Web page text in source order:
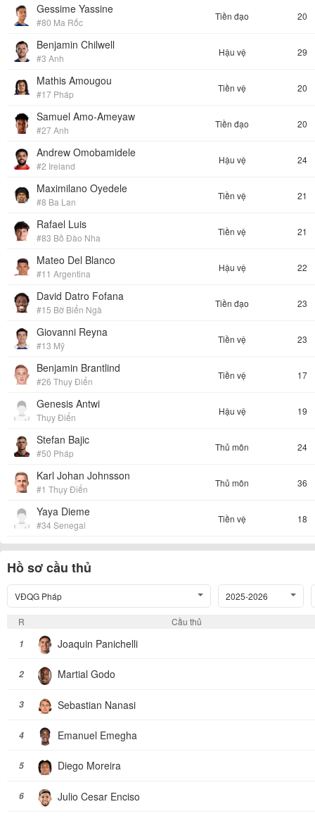
Gessime Yassine
#80 Ma Rốc
Tiền đạo 20
Benjamin Chilwell
#3 Anh
Hậu vệ 29
Mathis Amougou
#17 Pháp
Tiền vệ 20
Samuel Amo-Ameyaw
#27 Anh
Tiền đạo 20
Andrew Omobamidele
#2 Ireland
Hậu vệ 24
Maximilano Oyedele
#8 Ba Lan
Tiền vệ 21
Rafael Luis
#83 Bồ Đào Nha
Tiền vệ 21
Mateo Del Blanco
#11 Argentina
Hậu vệ 22
David Datro Fofana
#15 Bờ Biển Ngà
Tiền đạo 23
Giovanni Reyna
#13 Mỹ
Tiền vệ 23
Benjamin Brantlind
#26 Thụy Điển
Tiền vệ 17
Genesis Antwi
Thụy Điển
Hậu vệ 19
Stefan Bajic
#50 Pháp
Thủ môn 24
Karl Johan Johnsson
#1 Thụy Điển
Thủ môn 36
Yaya Dieme
#34 Senegal
Tiền vệ 18
Hồ sơ cầu thủ
VĐQG Pháp 2025-2026
R
Cầu thủ
1
Joaquin Panichelli
2 Martial Godo
3 Sebastian Nanasi
4 Emanuel Emegha
5 Diego Moreira
6 Julio Cesar Enciso